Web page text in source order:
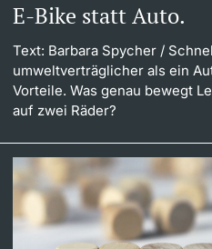
E-Bike statt Auto.
Text: Barbara Spycher /
umweltverträglicher als ein
Vorteile. Was genau bewegt
auf zwei Räder?